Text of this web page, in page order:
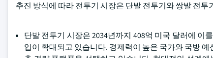
추진 방식에 따라 전투기 시장은 단발 전투기와 쌍발 전투
단발 전투기 시장은 2034년까지 408억 미국 달러에
입이 확대되고 있습니다. 경제력이 높은 국가와 국방